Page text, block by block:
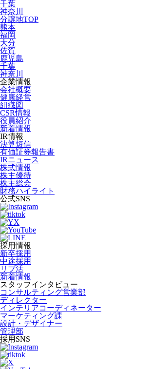
千葉
神奈川
分譲地TOP
熊本
福岡
大分
佐賀
鹿児島
千葉
神奈川
企業情報
会社概要
健康経営
組織図
CSR情報
役員紹介
新着情報
IR情報
決算短信
有価証券報告書
IRニュース
株式情報
株主優待
株主総会
財務ハイライト
公式SNS
採用情報
新卒採用
中途採用
リブ活
新着情報
スタッフインタビュー
コンサルティング営業部
ディレクター
インテリアコーディネーター
マーケティング課
設計・デザイナー
管理部
採用SNS